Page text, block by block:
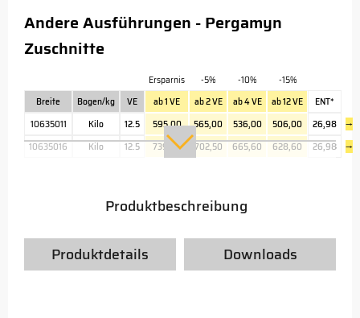
Andere Ausführungen - Pergamyn
Zuschnitte
Ersparnis -5% -10%
-15%
Breite
Bogen/kg VE ab 1 VE ab 2 VE ab 4 VE ab 12 VE
ENT*
10635011
Kilo 12.5 595,00 565,00 536,00 506,00 26,98
→
10635016
Kilo 12.5 739,50 702,50 665,60 628,60 26,98 →
Produktbeschreibung
Produktdetails Downloads